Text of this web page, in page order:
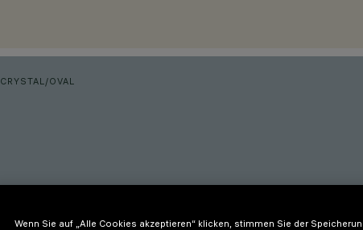
CRYSTAL/OVAL
Wenn Sie auf „Alle Cookies akzeptieren“ klicken, stimmen Sie der